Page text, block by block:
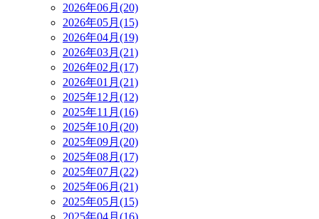
2026年06月(20)
2026年05月(15)
2026年04月(19)
2026年03月(21)
2026年02月(17)
2026年01月(21)
2025年12月(12)
2025年11月(16)
2025年10月(20)
2025年09月(20)
2025年08月(17)
2025年07月(22)
2025年06月(21)
2025年05月(15)
2025年04月(16)